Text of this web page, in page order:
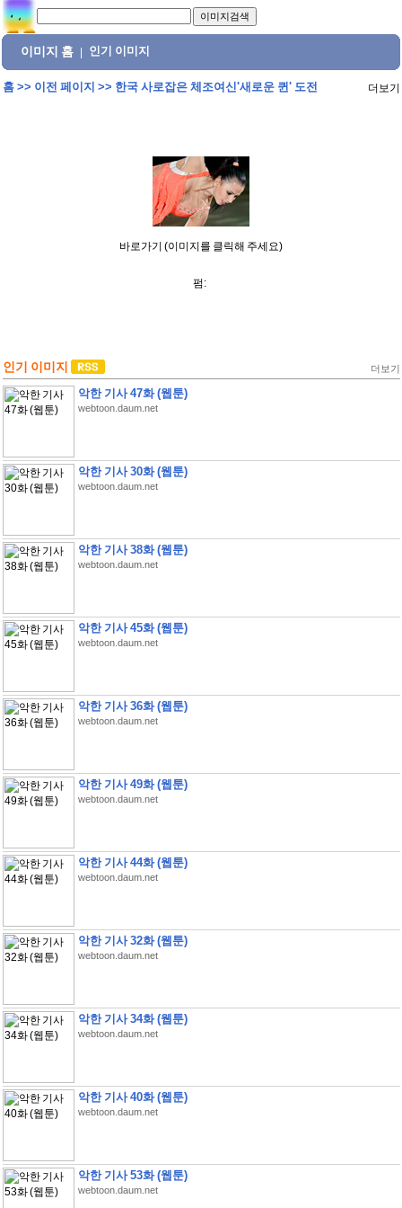
이미지 홈 인기 이미지
홈>> 이전 페이지 >> 한국 사로잡은 체조여신'새로운 퀸' 도전 더보기
바로가기 (이미지를 클릭해 주세요)
펌:
인기 이미지 더보기
악한 기사 47화 (웹툰)
webtoon.daum.net
악한 기사 30화 (웹툰)
webtoon.daum.net
악한 기사 38화 (웹툰)
webtoon.daum.net
악한 기사 45화 (웹툰)
webtoon.daum.net
악한 기사 36화 (웹툰)
webtoon.daum.net
악한 기사 49화 (웹툰)
webtoon.daum.net
악한 기사 44화 (웹툰)
webtoon.daum.net
악한 기사 32화 (웹툰)
webtoon.daum.net
악한 기사 34화 (웹툰)
webtoon.daum.net
악한 기사 40화 (웹툰)
webtoon.daum.net
악한 기사 53화 (웹툰)
webtoon.daum.net